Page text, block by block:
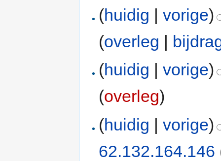
(huidig |vorige)
(overleg |
(huidig |vorige)
(overleg)
(huidig |vorige)
62.132.164.146